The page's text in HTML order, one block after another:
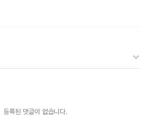
등록된 댓글이 없습니다.